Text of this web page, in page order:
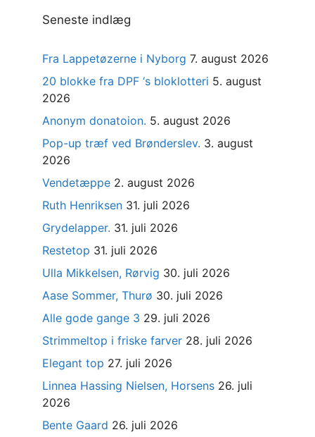
Seneste indlæg
Fra Lappetøzerne i Nyborg 7. august 2026
20 blokke fra DPF ‘s bloklotteri 5. august
2026
Anonym donatoion. 5. august 2026
Pop-up træf ved Brønderslev. 3. august
2026
Vendetæppe 2. august 2026
Ruth Henriksen 31. juli 2026
Grydelapper. 31. juli 2026
Restetop 31. juli 2026
Ulla Mikkelsen, Rørvig 30. juli 2026
Aase Sommer, Thurø 30. juli 2026
Alle gode gange 3 29. juli 2026
Strimmeltop i friske farver 28. juli 2026
Elegant top 27. juli 2026
Linnea Hassing Nielsen, Horsens 26. juli
2026
Bente Gaard 26. juli 2026